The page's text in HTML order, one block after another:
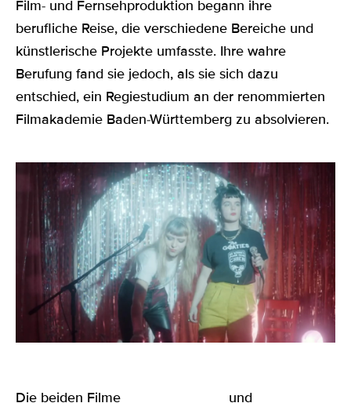
Film- und Fernsehproduktion begann ihre
berufliche Reise, die verschiedene Bereiche und
künstlerische Projekte umfasste. Ihre wahre
Berufung fand sie jedoch, als sie sich dazu
entschied, ein Regiestudium an der renommierten
Filmakademie Baden-Württemberg zu absolvieren.
Die beiden Filme und